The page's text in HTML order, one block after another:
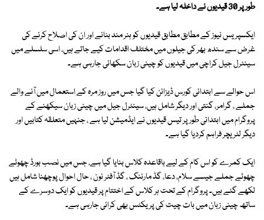
طور پر 30 قیدیوں نے داخلہ لیا ہے۔
ایکسپریس نیوز کے مطابق مطابق قیدیوں کو ہنر مند بنانے اور ان کی اصلاح کرنے کی
غرض سے سندھ بھر کی جیلوں میں مختلف اقدامات کیے جاتے ہیں، اسی سلسلے میں
سینٹرل جیل کراچی میں قیدیوں کو چینی زبان سکھائی جارہی ہے۔
اس حوالے سے ابتدائی کورس ڈیزائن کیا گیا جس میں روز مرہ کے استعمال میں آنے والے
جملے ، گرامر، گنتی اور دیگر شامل ہیں، سینٹرل جیل میں چینی زبان سیکھنے کے
پروگرام میں ابتدائی طور پر تیس قیدیوں نے ایڈمیشن لیا ہے ، جنہیں متعلقہ کتابیں اور
دیگر لٹریچر فراہم کردیا گیا ہے۔
ایک کمرے کو اس کام کے لیے باقاعدہ کلاس بنایا گیا ہے، جس میں نصب بورڈ چھوٹے
چھوٹے جملے جیسے سلام، دعا، گڈ مارننگ ، گڈ آفٹر نون ، حال احوال پوچھنا شامل ہیں
لکھے گئے ہیں۔ پروگرام کے تحت ہر کلاس کے اختتام پر قیدیوں کو ایک دوسرے کے
ساتھ چینی زبان میں بات چیت کی پریکٹس بھی کرائی جارہی ہے۔